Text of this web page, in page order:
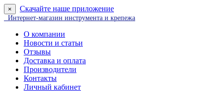
× Скачайте наше приложение
Интернет-магазин инструмента и крепежа
О компании
Новости и статьи
Отзывы
Доставка и оплата
Производители
Контакты
Личный кабинет